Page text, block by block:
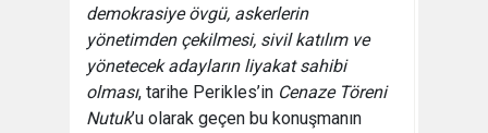
demokrasiye övgü, askerlerin
yönetimden çekilmesi, sivil katılım ve
yönetecek adayların liyakat sahibi
olması, tarihe Perikles’in Cenaze Töreni
Nutuk’u olarak geçen bu konuşmanın